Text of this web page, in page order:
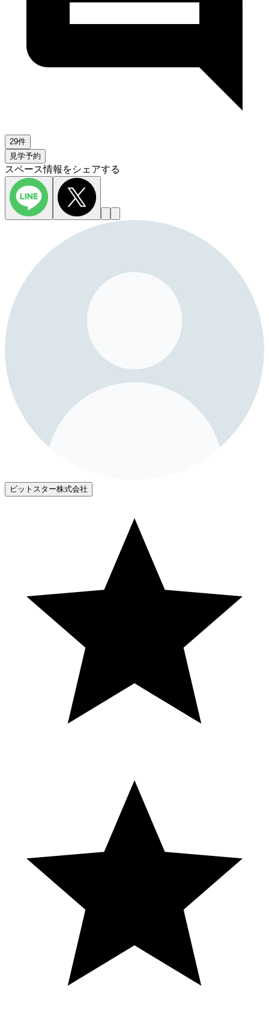
29件
見学予約
スペース情報をシェアする
ビットスター株式会社